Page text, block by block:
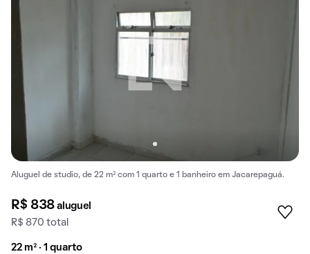
Aluguel de studio, de 22 m² com 1 quarto e 1 banheiro em Jacarepaguá.
R$ 838aluguel
R$ 870 total
22 m² · 1 quarto